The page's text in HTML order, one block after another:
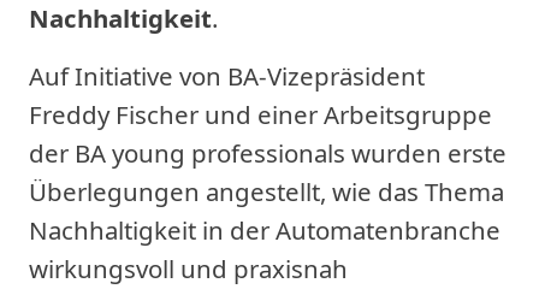
Nachhaltigkeit.
Auf Initiative von BA-Vizepräsident
Freddy Fischer und einer Arbeitsgruppe
der BA young professionals wurden erste
Überlegungen angestellt, wie das Thema
Nachhaltigkeit in der Automatenbranche
wirkungsvoll und praxisnah